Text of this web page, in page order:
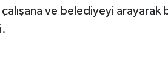
ve belediyeyi